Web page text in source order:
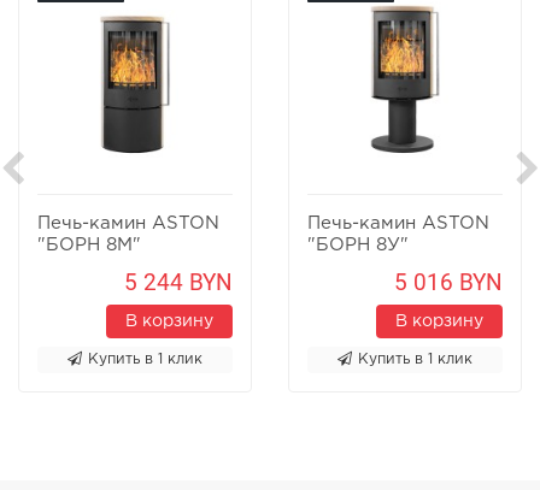
Печь-камин ASTON
"БОРН 8М"
5 244 BYN
В корзину
Купить в 1 клик
Печь-камин ASTON
"БОРН 8У"
5 016 BYN
В корзину
Купить в 1 клик